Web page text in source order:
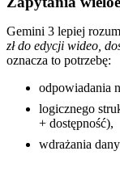
Gemini 3 lepiej
zł do edycji wideo,
oznacza to potrzebę:
odpowiadania
logicznego
+ dostępność),
wdrażania